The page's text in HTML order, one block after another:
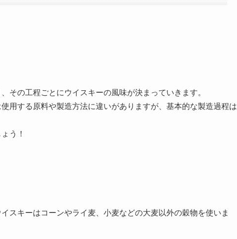
その工程ごとにウイスキーの風味が決まっていきます。
用する原料や製造方法に違いがありますが、基本的な製造過程は
う！
スキーはコーンやライ麦、小麦などの大麦以外の穀物を使いま